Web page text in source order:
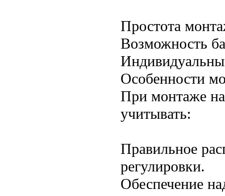
Простота
Возможность
Особенности
При монтаже
учитывать:
Правильное
регулировки.
Обеспечение